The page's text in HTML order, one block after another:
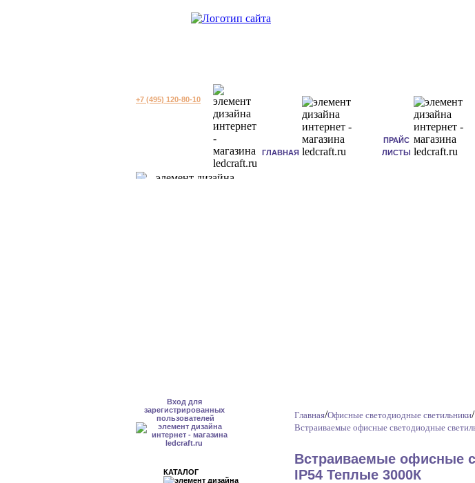
+7 (495) 120-80-10
ГЛАВНАЯ
ПРАЙС
ЛИСТЫ
Вход для
зарегистрированных
пользователей
КАТАЛОГ
Главная/Офисные светодиодные светильники/
Встраиваемые офисные светодиодные
Встраиваемые офисные
IP54 Теплые 3000К